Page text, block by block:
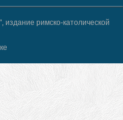
издание римско-католической